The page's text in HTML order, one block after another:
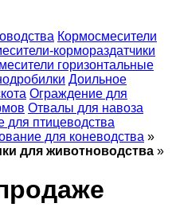
Кормосмесители
кормораздатчики
горизонтальные
Доильное
Ограждение для
Отвалы для навоза
для птицеводства
для коневодства »
для животноводства »